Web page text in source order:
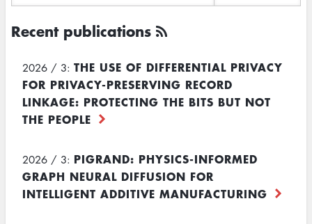
Recent publications
2026 / 3: THE USE OF DIFFERENTIAL PRIVACY
FOR PRIVACY-PRESERVING RECORD
LINKAGE: PROTECTING THE BITS BUT NOT
THE PEOPLE
2026 / 3: PIGRAND: PHYSICS-INFORMED
GRAPH NEURAL DIFFUSION FOR
INTELLIGENT ADDITIVE MANUFACTURING